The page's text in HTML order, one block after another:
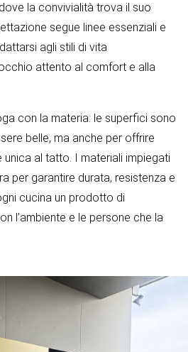
la convivialità trova il suo
segue linee essenziali e
agli stili di vita
attento al comfort e alla
con la materia: le superfici sono
belle, ma anche per offrire
unica al tatto. I materiali impiegati
per garantire durata, resistenza e
cucina un prodotto di
l’ambiente e le persone che la